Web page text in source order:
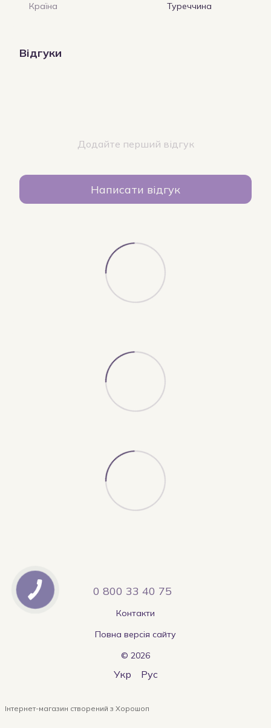
Країна Туреччина
Відгуки
Додайте перший відгук
Написати відгук
0 800 33 40 75
Контакти
Повна версія сайту
© 2026
Укр Рус
Інтернет-магазин створений з Хорошоп